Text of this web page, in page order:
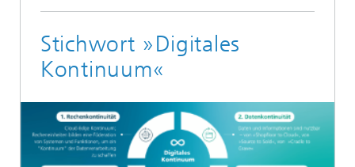
Stichwort »Digitales
Kontinuum«